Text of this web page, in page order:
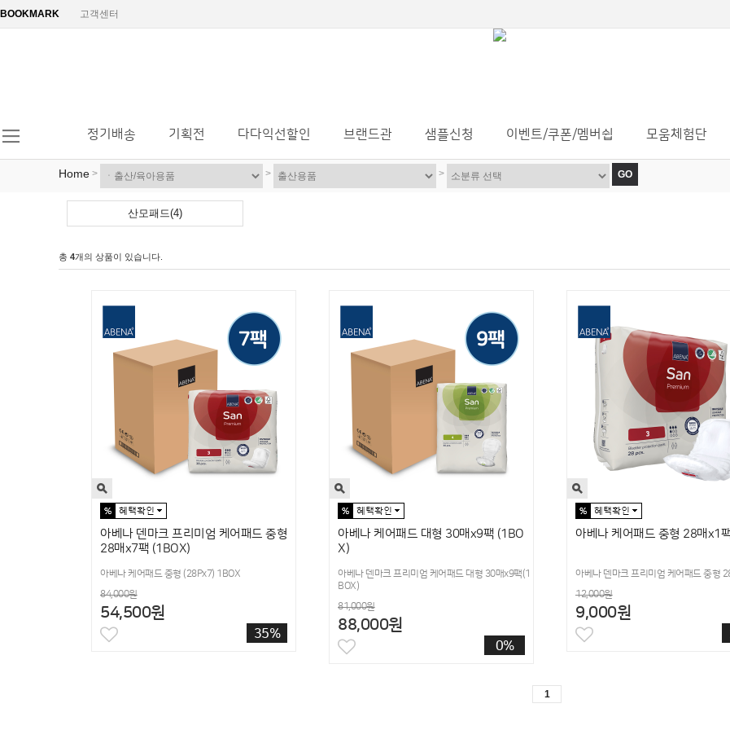
BOOKMARK 고객센터
정기배송 기획전 다다익선할인 브랜드관 샘플신청 이벤트/쿠폰/멤버쉽 모움체험단
Home > > > GO
산모패드(4)
총 4개의 상품이 있습니다.
아베나 덴마크 프리미엄 케어패드 중형
28매x7팩 (1BOX)
아베나 케어패드 중형 (28Px7) 1BOX
84,000원
54,500원
35%
아베나 케어패드 대형 30매x9팩 (1BO
X)
아베나 덴마크 프리미엄 케어패드 대형 30매x9팩(1
BOX)
81,000원
88,000원
0%
아베나 케어패드 중형 28매x1
아베나 덴마크 프리미엄 케어패드 중형
12,000원
9,000원
1